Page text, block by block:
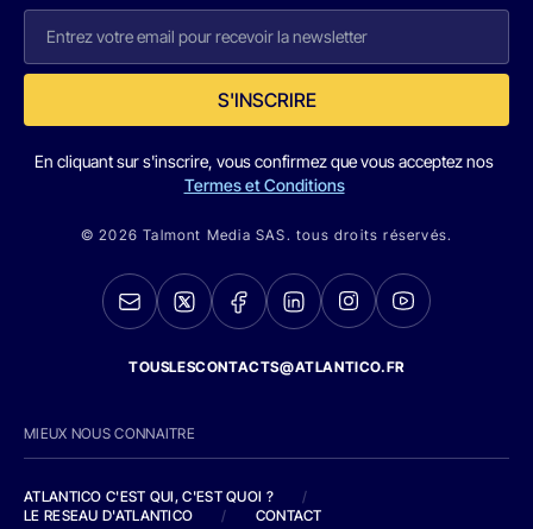
S'INSCRIRE
En cliquant sur s'inscrire, vous confirmez que vous acceptez nos
Termes et Conditions
© 2026 Talmont Media SAS. tous droits réservés.
TOUSLESCONTACTS@ATLANTICO.FR
MIEUX NOUS CONNAITRE
ATLANTICO C'EST QUI, C'EST QUOI ?
/
LE RESEAU D'ATLANTICO
/ CONTACT